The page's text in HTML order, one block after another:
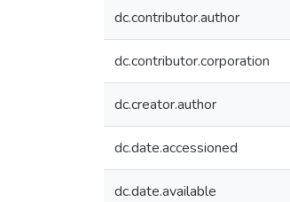
dc.contributor.author
dc.contributor.corporation
dc.creator.author
dc.date.accessioned
dc.date.available